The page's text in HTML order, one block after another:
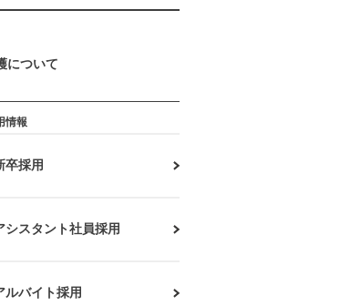
について
情報
卒採用
シスタント社員採用
ルバイト採用